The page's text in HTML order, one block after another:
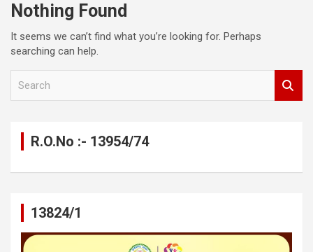
Nothing Found
It seems we can’t find what you’re looking for. Perhaps
searching can help.
R.O.No :- 13954/74
13824/1